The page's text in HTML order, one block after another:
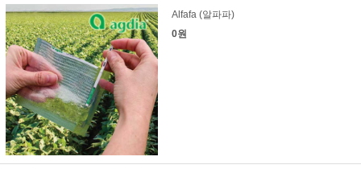
Alfafa (알파파)
0원